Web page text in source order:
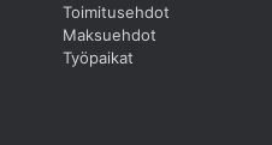
Toimitusehdot
Maksuehdot
Työpaikat